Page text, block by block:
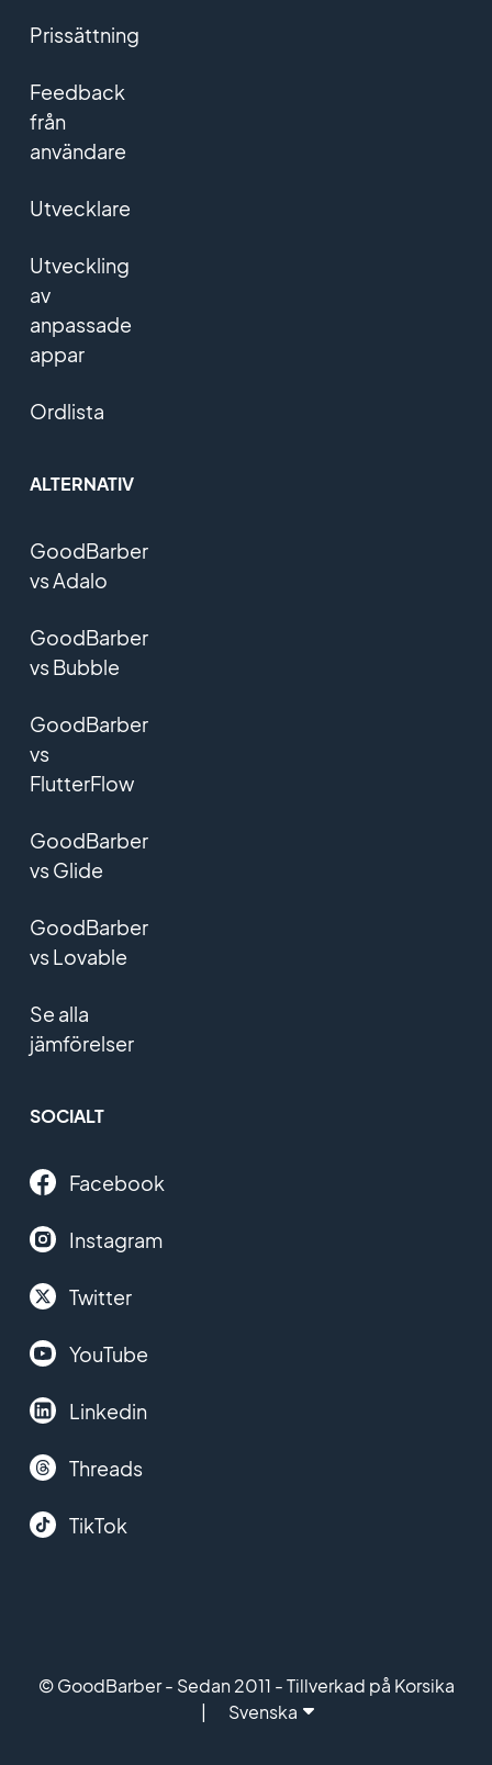
Prissättning
Feedback
från
användare
Utvecklare
Utveckling
av
anpassade
appar
Ordlista
ALTERNATIV
GoodBarber
vs Adalo
GoodBarber
vs Bubble
GoodBarber
vs
FlutterFlow
GoodBarber
vs Glide
GoodBarber
vs Lovable
Se alla
jämförelser
SOCIALT
Facebook
Instagram
Twitter
YouTube
Linkedin
Threads
TikTok
© GoodBarber - Sedan 2011 - Tillverkad på Korsika
Svenska